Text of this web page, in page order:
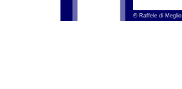
©Raffele di Meglio